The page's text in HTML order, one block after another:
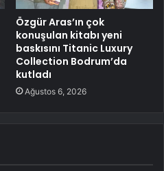
Özgür Aras’ın çok
konuşulan kitabı yeni
baskısını Titanic Luxury
Collection Bodrum’da
kutladı
Ağustos 6, 2026